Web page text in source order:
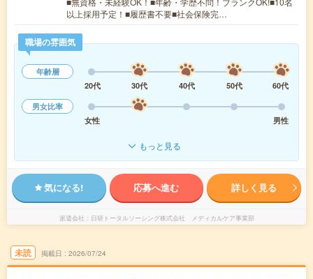
以上採用予定！■履歴書不要■社会保険完…
職場の雰囲気
年齢層
20代
30代 40代 50代
60代
男女比率
女性
男性
もっと見る
気になる! 応募へ進む 詳しく見る
派遣会社 日研トータルソーシング株式会社 メディカルケア事業部
未読 掲載日 2026/07/24